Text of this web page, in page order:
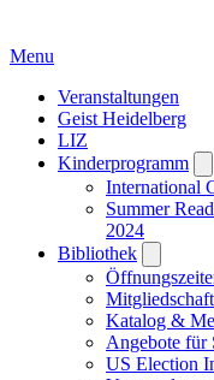
Menu
Veranstaltungen
Geist Heidelberg
LIZ
Kinderprogramm
International
Summer
2024
Bibliothek
submenu
Katalog &
Angebote für
US Election